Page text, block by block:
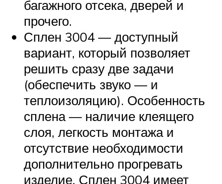
багажного отсека, дверей и
прочего.
Сплен 3004 — доступный
вариант, который позволяет
решить сразу две задачи
(обеспечить звуко — и
теплоизоляцию). Особенность
сплена — наличие клеящего
слоя, легкость монтажа и
отсутствие необходимости
дополнительно прогревать
изделие. Сплен 3004 имеет